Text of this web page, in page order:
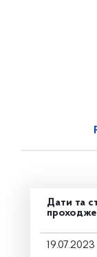
Дати та
19.07.2023